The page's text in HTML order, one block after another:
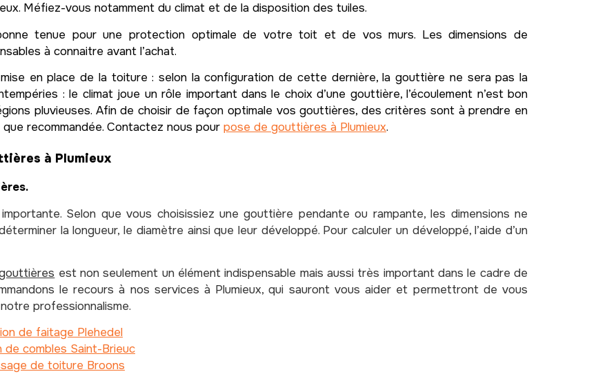
Méfiez-vous notamment du climat et de la disposition des tuiles.
tenue pour une protection optimale de votre toit et de vos murs. Les dimensions de
à connaitre avant l’achat.
en place de la toiture : selon la configuration de cette dernière, la gouttière ne sera pas la
: le climat joue un rôle important dans le choix d’une gouttière, l’écoulement n’est bon
pluvieuses. Afin de choisir de façon optimale vos gouttières, des critères sont à prendre en
recommandée. Contactez nous pour pose de gouttières à Plumieux.
à Plumieux
Selon que vous choisissiez une gouttière pendante ou rampante, les dimensions ne
la longueur, le diamètre ainsi que leur développé. Pour calculer un développé, l’aide d’un
est non seulement un élément indispensable mais aussi très important dans le cadre de
le recours à nos services à Plumieux, qui sauront vous aider et permettront de vous
professionnalisme.
de faitage Plehedel
de combles Saint-Brieuc
de toiture Broons